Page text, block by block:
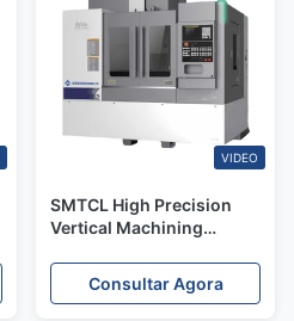
VIDEO
SMTCL High Precision
Vertical Machining
Máquina de perfuração
por fresagem CNC
Consultar Agora